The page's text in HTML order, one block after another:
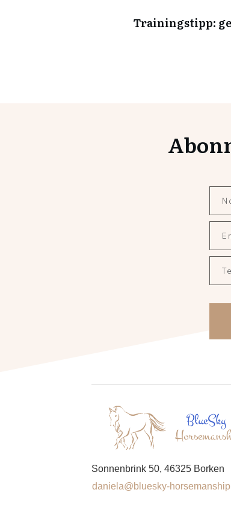
Trainingstipp:
Sonnenbrink 50, 46325 Borken
daniela@bluesky-